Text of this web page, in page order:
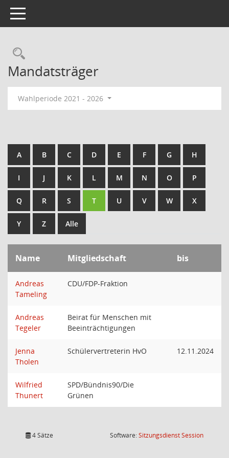
Toggle navigation
Rechercheauswahl
Mandatsträger
Wahlperiode 2021 - 2026
A B C D E F G H
I J K L M N O P
Q R S T U V W X
Y Z Alle
Name Mitgliedschaft bis
Andreas
Tameling
CDU/FDP-Fraktion
Andreas
Tegeler
Beirat für Menschen mit
Beeinträchtigungen
Jenna
Tholen
Schülervertreterin HvO 12.11.2024
Wilfried
Thunert
SPD/Bündnis90/Die
Grünen
4 Sätze Software:SitzungsdienstSession(Wird in